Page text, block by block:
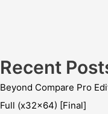
Recent
Beyond Compare Pro
Full (x32x64) [Final]